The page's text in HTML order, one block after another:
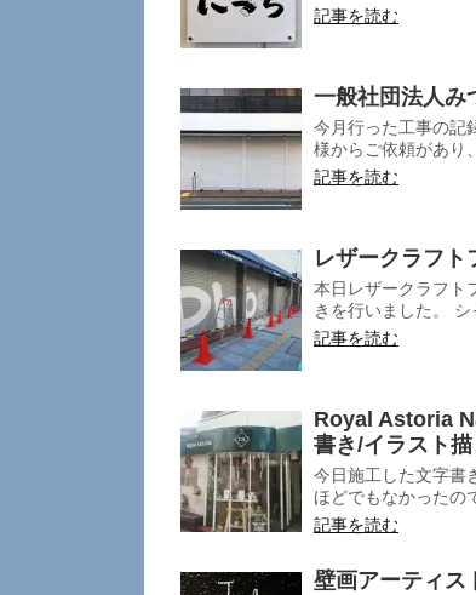
記事を読む
一般社団法人み
今月行った工事の記
様からご依頼があり
記事を読む
レザークラフト
本日レザークラフト
きを行いました。
記事を読む
Royal Astoria
書き/イラスト描
今日施工した文字書
ほどでもなかったの
記事を読む
壁画アーティス